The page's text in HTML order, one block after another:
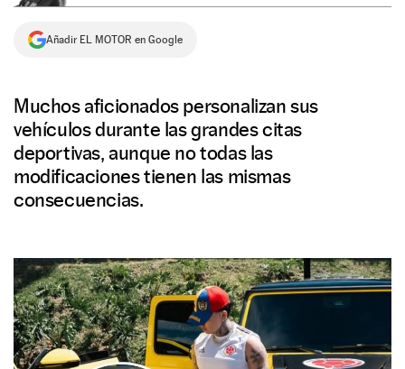
Añadir EL MOTOR en Google
Muchos aficionados personalizan sus
vehículos durante las grandes citas
deportivas, aunque no todas las
modificaciones tienen las mismas
consecuencias.